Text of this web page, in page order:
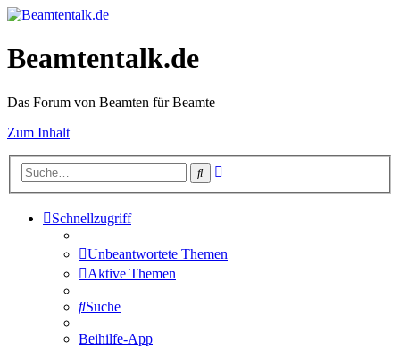
Beamtentalk.de
Das Forum von Beamten für Beamte
Zum Inhalt
Suche
Schnellzugriff
Unbeantwortete Themen
Aktive Themen
Suche
Beihilfe-App